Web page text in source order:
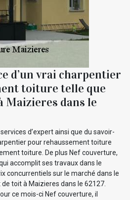
d’un vrai charpentier
toiture telle que
Maizieres dans le
d’expert ainsi que du savoir-
pour rehaussement toiture
toiture. De plus Nef couverture,
accomplit ses travaux dans le
concurrentiels sur le marché dans le
toit à Maizieres dans le 62127.
ce mois-ci Nef couverture, il